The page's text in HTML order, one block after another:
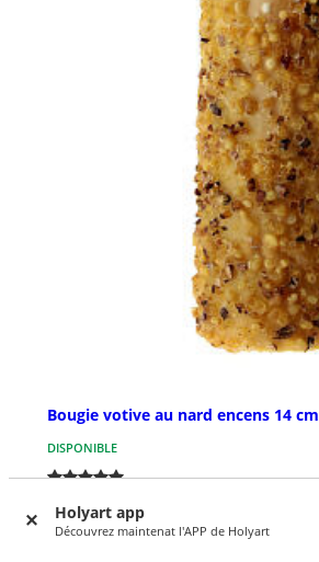
Holyart app
Découvrez maintenat l'APP de Holyart
Bougie votive au nard encens 14 cm
DISPONIBLE
€ 27,00